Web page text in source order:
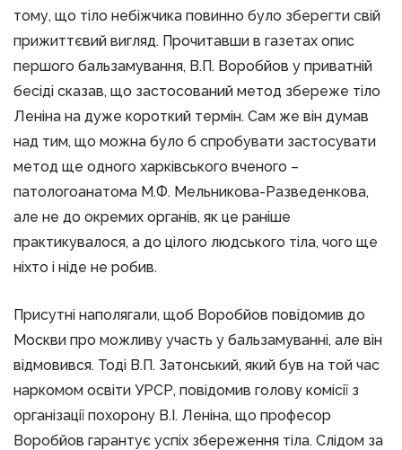
тому, що тіло небіжчика повинно було зберегти свій
прижиттєвий вигляд. Прочитавши в газетах опис
першого бальзамування, В.П. Воробйов у приватній
бесіді сказав, що застосований метод збереже тіло
Леніна на дуже короткий термін. Сам же він думав
над тим, що можна було б спробувати застосувати
метод ще одного харківського вченого –
патологоанатома М.Ф. Мельникова-Разведенкова,
але не до окремих органів, як це раніше
практикувалося, а до цілого людського тіла, чого ще
ніхто і ніде не робив.
Присутні наполягали, щоб Воробйов повідомив до
Москви про можливу участь у бальзамуванні, але він
відмовився. Тоді В.П. Затонський, який був на той час
наркомом освіти УРСР, повідомив голову комісії з
організації похорону В.І. Леніна, що професор
Воробйов гарантує успіх збереження тіла. Слідом за